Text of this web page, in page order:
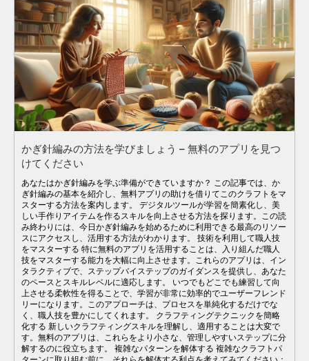
かぎ針編みの方法を学びましょう – 無料のアプリを見つ
けてください
あなたはかぎ針編みを学ぶ準備ができていますか？ この記事では、か
ぎ針編みの基本を紹介し、無料アプリの助けを借りてこのクラフトをマ
スターする方法を案内します。 デジタルツールが学習を簡素化し、美
しい手作りアイテムを作るスキルを向上させる方法を探ります。この読
み終わりには、今日かぎ針編みを始めるために利用できる最高のリソー
スにアクセスし、活用する方法がわかります。 技術を利用して職人技
をマスターする 特に無料のアプリを活用することは、入り組んだ職人
技をマスターする能力を大幅に向上させます。これらのアプリは、イン
タラクティブで、ステップバイステップのガイダンスを提供し、あなた
のペースとスキルレベルに適応します。 いつでもどこでも練習して向
上させる柔軟性を得ることで、学習が非常に効率的でユーザーフレンド
リーになります。このアプローチは、プロセスを単純化するだけでな
く、職人技を豊かにしてくれます。 クラフティングテクニックを簡略
化する 新しいクラフティングスキルを理解し、適用することは大変で
す。無料のアプリは、これらをより小さな、管理しやすいステップに分
解するのに役立ちます。 複雑なパターンを解体する 複雑なクラフトパ